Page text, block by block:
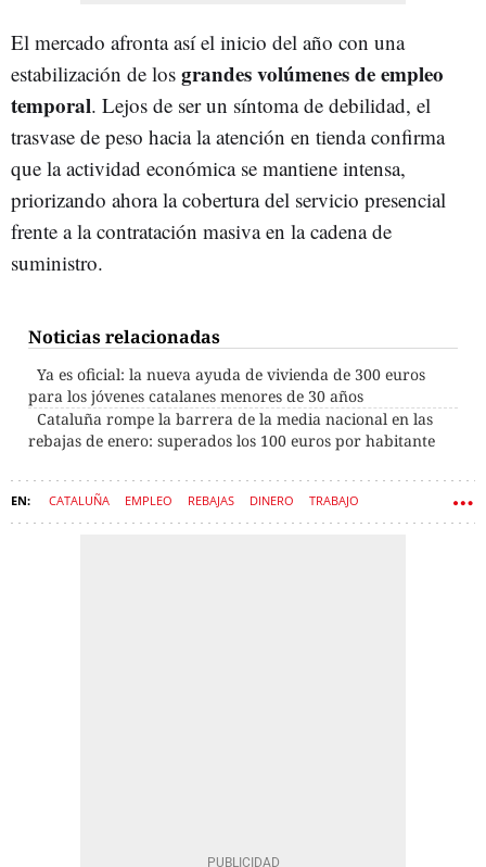
El mercado afronta así el inicio del año con una
estabilización de los grandes volúmenes de empleo
temporal. Lejos de ser un síntoma de debilidad, el
trasvase de peso hacia la atención en tienda confirma
que la actividad económica se mantiene intensa,
priorizando ahora la cobertura del servicio presencial
frente a la contratación masiva en la cadena de
suministro.
Noticias relacionadas
Ya es oficial: la nueva ayuda de vivienda de 300 euros
para los jóvenes catalanes menores de 30 años
Cataluña rompe la barrera de la media nacional en las
rebajas de enero: superados los 100 euros por habitante
CATALUÑA EMPLEO REBAJAS DINERO TRABAJO